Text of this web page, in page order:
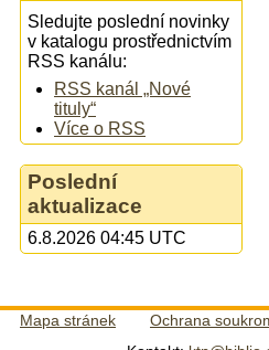
Sledujte poslední novinky
v katalogu prostřednictvím
RSS kanálu:
RSS kanál „Nové
tituly“
Více o RSS
Poslední
aktualizace
6.8.2026 04:45 UTC
Mapa stránek Ochrana